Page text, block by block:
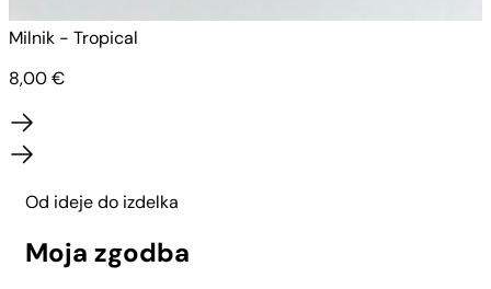
Milnik - Tropical
8,00€
Od ideje do izdelka
Moja zgodba